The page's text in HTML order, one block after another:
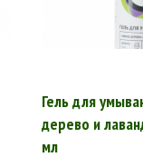
Гель для
дерево и
мл